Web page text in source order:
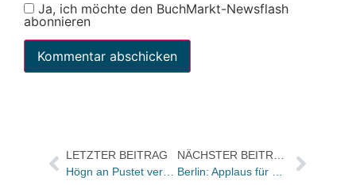
Ja, ich möchte den BuchMarkt-Newsflash
abonnieren
LETZTER BEITRAG
Högn an Pustet verkauft